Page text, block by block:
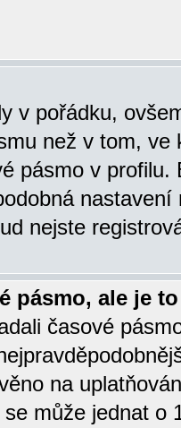
v pořádku,
než v tom,
pásmo v
nejste
pásmo, ale je
časové
na
může jednat o